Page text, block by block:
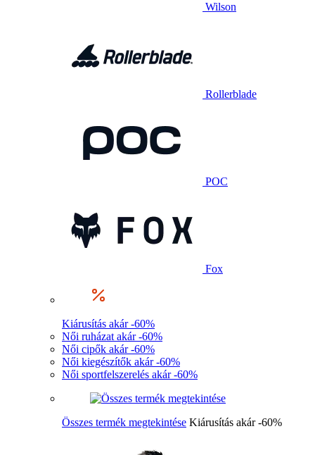
Wilson
Rollerblade
POC
Fox
Kiárusítás akár -60%
Női ruházat akár -60%
Női cipők akár -60%
Női kiegészítők akár -60%
Női sportfelszerelés akár -60%
Összes termék megtekintése Kiárusítás akár -60%